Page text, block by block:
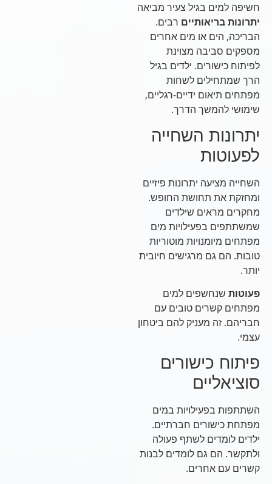
חשיפה למים בגיל צעיר מביאה
יתרונות בריאותייםרבים.
הבריכה, הים או מים אחרים
מספקים סביבה מצוינת
לפיתוח כישורים. ילדים בגיל
הרך שמתחילים לשחות
מפתחים תיאום ידיים-רגליים,
שימושי להמשך הדרך.
יתרונות השחייה
לפעוטות
השחייה מציעה יתרונות פיזיים
ומחזקת את תחושת החופש.
מחקרים מראים שילדים
שמשתתפים בפעילויות מים
מפתחים מיומנויות מוטוריות
טובות. הם גם מרגישים חיובית
יותר.
פעוטותשנחשפים למים
מפתחים קשרים טובים עם
חבריהם. זה מעניק להם ביטחון
עצמי.
פיתוח כישורים
סוציאליים
השתתפות בפעילויות במים
מפתחת כישורים חברתיים.
ילדים לומדים לשתף פעולה
ולתקשר. הם גם לומדים לבנות
קשרים עם אחרים.